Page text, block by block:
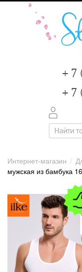
+ 7
+ 7
Интернет-магазин /
мужская из бамбука